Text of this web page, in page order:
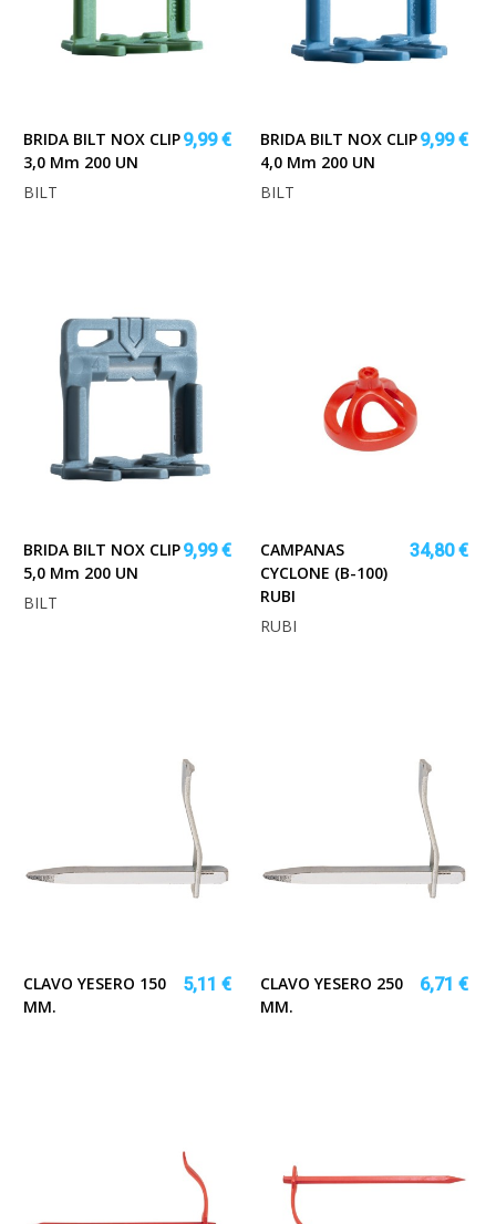
BRIDA BILT NOX CLIP
3,0 Mm 200 UN
9,99 €
BILT
BRIDA BILT NOX CLIP
4,0 Mm 200 UN
9,99 €
BILT
BRIDA BILT NOX CLIP
5,0 Mm 200 UN
9,99 €
BILT
CAMPANAS
CYCLONE (B-100)
RUBI
34,80 €
RUBI
CLAVO YESERO 150
MM.
5,11 €
CLAVO YESERO 250
MM.
6,71 €